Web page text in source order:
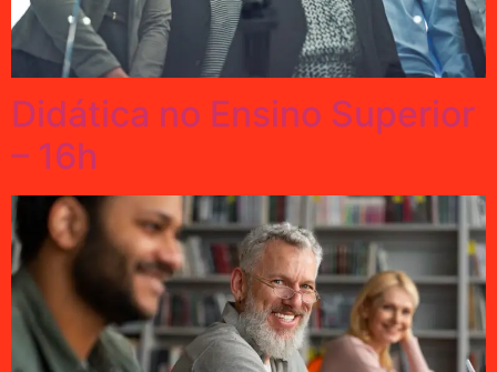
Didática no Ensino Superior
– 16h